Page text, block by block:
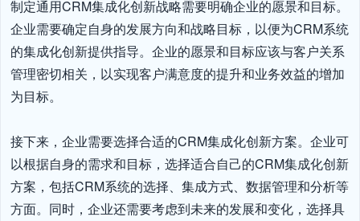
制定通用CRM集成化创新战略需要明确企业的愿景和目标。
企业需要确定自身的发展方向和战略目标，以便为CRM系统
的集成化创新提供指导。企业的愿景和目标应该与客户关系
管理密切相关，以实现客户满意度的提升和业务效益的增加
为目标。
接下来，企业需要选择合适的CRM集成化创新方案。企业可
以根据自身的需求和目标，选择适合自己的CRM集成化创新
方案，包括CRM系统的选择、集成方式、数据管理和分析等
方面。同时，企业还需要考虑到未来的发展和变化，选择具